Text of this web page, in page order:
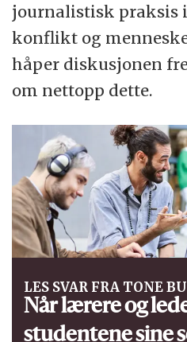
journalistisk praksis
konflikt og
håper diskusjonen
om nettopp dette.
LES SVAR FRA TONE
Når lærere og
studentene sine